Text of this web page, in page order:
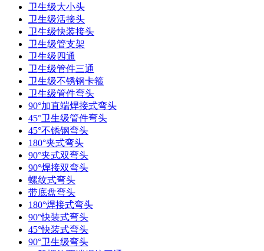
卫生级大小头
卫生级活接头
卫生级快装接头
卫生级管支架
卫生级四通
卫生级管件三通​
卫生级不锈钢卡箍
卫生级管件弯头
90°加直端焊接式弯头
45°卫生级管件弯头
45°不锈钢弯头
180°夹式弯头
90°夹式双弯头
90°焊接双弯头
螺纹式弯头
带底盘弯头
180°焊接式弯头
90°快装式弯头
45°快装式弯头
90°卫生级弯头